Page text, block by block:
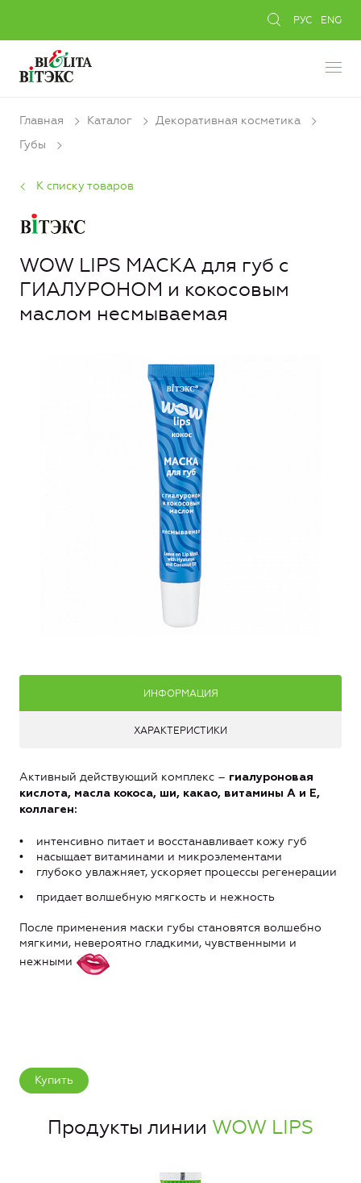
РУС ENG
Главная Каталог
Декоративная косметика
Губы
К списку товаров
WOW LIPS МАСКА для губ с
ГИАЛУРОНОМ и кокосовым
маслом несмываемая
ИНФОРМАЦИЯ
ХАРАКТЕРИСТИКИ
Активный действующий комплекс – гиалуроновая
кислота, масла кокоса, ши, какао, витамины А и Е,
коллаген:
• интенсивно питает и восстанавливает кожу губ
• насыщает витаминами и микроэлементами
• глубоко увлажняет, ускоряет процессы регенерации
• придает волшебную мягкость и нежность
После применения маски губы становятся волшебно
мягкими, невероятно гладкими, чувственными и
нежными
Купить
Продукты линии WOW LIPS